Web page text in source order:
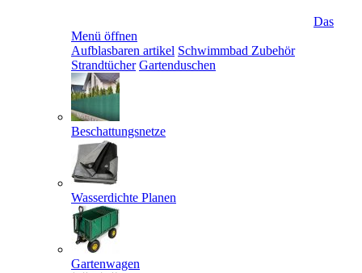
Das
Menü öffnen
Aufblasbaren artikel Schwimmbad Zubehör
Strandtücher Gartenduschen
Beschattungsnetze
Wasserdichte Planen
Gartenwagen